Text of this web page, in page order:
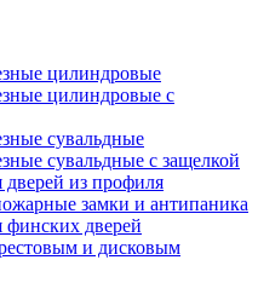
цилиндровые
цилиндровые с
сувальдные
сувальдные с защелкой
дверей из профиля
замки и антипаника
финских дверей
и дисковым